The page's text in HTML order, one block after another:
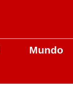
Mundo